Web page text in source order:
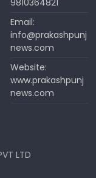
9810364821
Email:
info@prakashpunj
news.com
Website:
www.prakashpunj
news.com
LTD